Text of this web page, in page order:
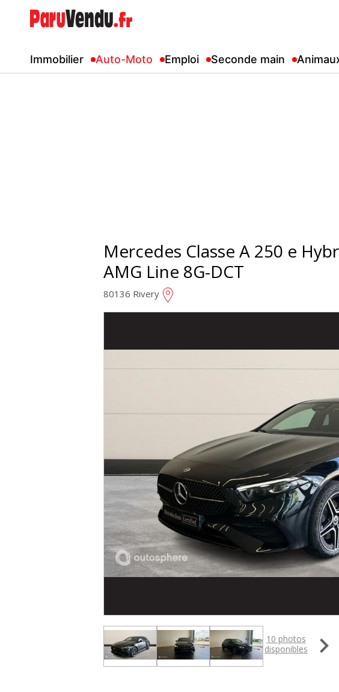
Immobilier Auto-Moto Emploi Seconde main
Mercedes Classe A 250 e
AMG Line 8G-DCT
80136 Rivery
10 photos
disponibles
